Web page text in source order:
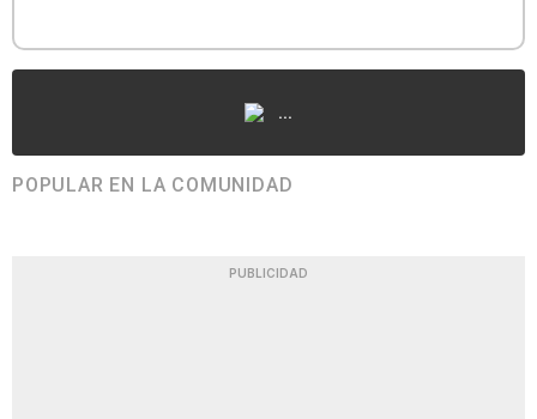
...
POPULAR EN LA COMUNIDAD
PUBLICIDAD